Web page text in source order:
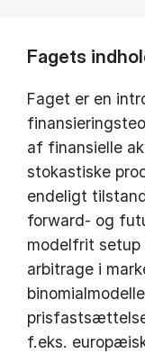
Fagets
Faget er en
af finansielle
stokastiske
endeligt
forward- og
modelfrit
arbitrage i
f.eks.